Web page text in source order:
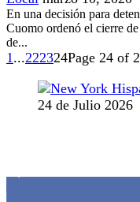
En una decisión para
Cuomo ordenó el cierre
de...
1 ...222324Page 24 of
24 de Julio 2026